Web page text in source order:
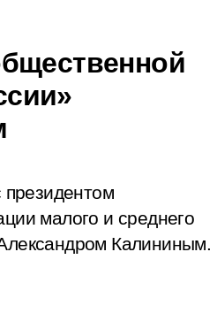
малого и среднего
Калининым.